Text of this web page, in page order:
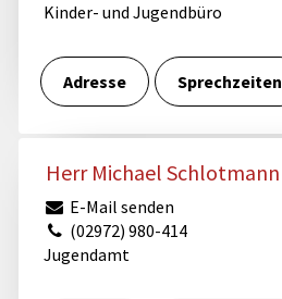
Kinder- und Jugendbüro
Adresse Sprechzeiten
Herr Michael Schlotmann
E-Mail senden
(02972) 980-414
Jugendamt